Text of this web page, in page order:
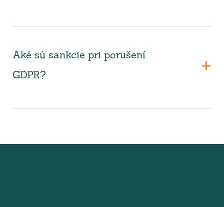
Aké sú sankcie pri porušení
GDPR?